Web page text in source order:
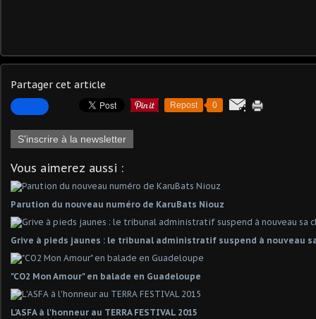
Partager cet article
Repost 0
S'inscrire à la newsletter
Vous aimerez aussi :
Parution du nouveau numéro de KaruBats Niouz
Grive à pieds jaunes : le tribunal administratif suspend à nouveau
"CO2 Mon Amour" en balade en Guadeloupe
L'ASFA à l'honneur au TERRA FESTIVAL 2015